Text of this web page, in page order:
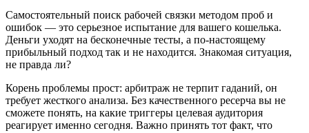
Самостоятельный поиск рабочей связки методом проб и
ошибок — это серьезное испытание для вашего кошелька.
Деньги уходят на бесконечные тесты, а по-настоящему
прибыльный подход так и не находится. Знакомая ситуация,
не правда ли?
Корень проблемы прост: арбитраж не терпит гаданий, он
требует жесткого анализа. Без качественного ресерча вы не
сможете понять, на какие триггеры целевая аудитория
реагирует именно сегодня. Важно принять тот факт, что